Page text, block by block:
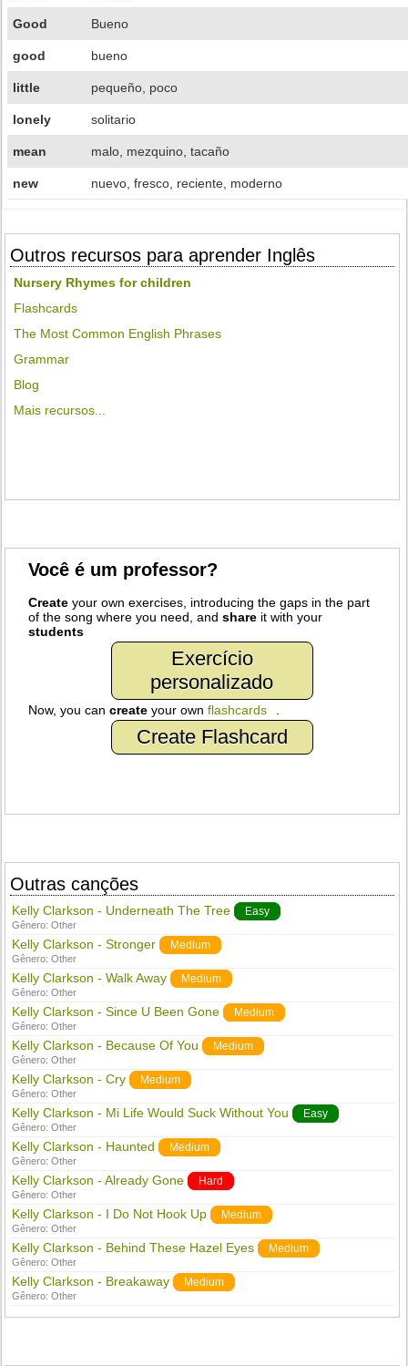
Good Bueno
good bueno
little pequeño, poco
lonely solitario
mean malo, mezquino, tacaño
new nuevo, fresco, reciente, moderno
Outros recursos para aprender Inglês
Nursery Rhymes for children
Flashcards
The Most Common English Phrases
Grammar
Blog
Mais recursos...
Você é um professor?
Create your own exercises, introducing the gaps in the part
of the song where you need, andshare it with your
students
Exercício
personalizado
Now, you cancreate your ownflashcards
Create Flashcard
Outras canções
Kelly Clarkson - Underneath The Tree Easy
Gênero:Other
Kelly Clarkson - Stronger Medium
Gênero:Other
Kelly Clarkson - Walk Away Medium
Gênero:Other
Kelly Clarkson - Since U Been Gone Medium
Gênero:Other
Kelly Clarkson - Because Of You Medium
Gênero:Other
Kelly Clarkson - Cry Medium
Gênero:Other
Kelly Clarkson - Mi Life Would Suck Without You Easy
Gênero:Other
Kelly Clarkson - Haunted Medium
Gênero:Other
Kelly Clarkson - Already Gone Hard
Gênero:Other
Kelly Clarkson - I Do Not Hook Up Medium
Gênero:Other
Kelly Clarkson - Behind These Hazel Eyes Medium
Gênero:Other
Kelly Clarkson - Breakaway Medium
Gênero:Other